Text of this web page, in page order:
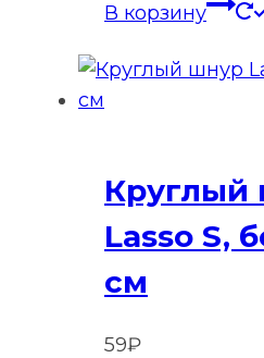
В корзину
Круглый
Lasso S,
см
59₽